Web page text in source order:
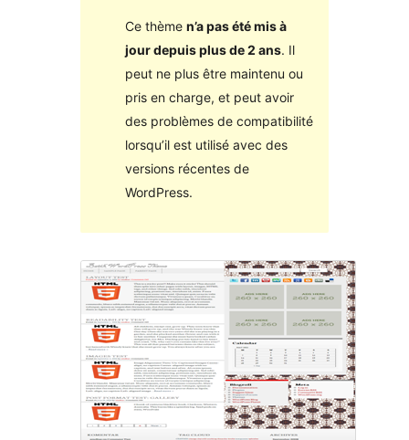
Ce thème n’a pas été mis à
jour depuis plus de 2 ans. Il
peut ne plus être maintenu ou
pris en charge, et peut avoir
des problèmes de compatibilité
lorsqu’il est utilisé avec des
versions récentes de
WordPress.